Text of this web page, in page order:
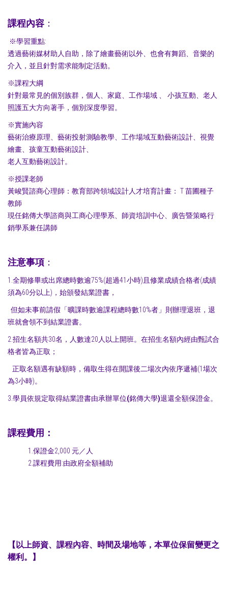
課程內容 ：
※學習重點:
透過藝術媒材助人自助，除了繪畫藝術以外、也會有舞蹈、音樂的
介入，並且針對需求能制定活動。
※課程大綱
針對最常見的個別族群，個人、家庭、工作場域 、 小孩互動、老人
照護五大方向著手，個別深度學習。
※實施內容
藝術治療原理、藝術投射測驗教學、工作場域互動藝術設計、視覺
繪畫、孩童互動藝術設計、
老人互動藝術設計。
※授課老師
黃峻賢諮商心理師：教育部跨領域設計人才培育計畫： T 苗圃種子
教師
現任銘傳大學諮商與工商心理學系、師資培訓中心、廣告暨策略行
銷學系兼任講師
注意事項 ：
1.全期修畢或出席總時數逾75%(超過41小時)且修業成績合格者(成績
須為60分以上)，始頒發結業證書，
但如未事前請假「曠課時數逾課程總時數10%者」則辦理退班，退
班就會領不到結業證書。
2.招生名額共30名，人數達20人以上開班。在招生名額內經由甄試合
格者皆為正取；
正取名額遇有缺額時，備取生得在開課後二場次內依序遞補(1場次
為3小時)。
3.學員依規定取得結業證書由承辦單位(銘傳大學)退還全額保證金。
​課程費用：
1.保證金2,000 元／人
2.課程費用:由政府全額補助
【以上師資、課程內容、時間及場地等，本單位保留變更之
權利。】